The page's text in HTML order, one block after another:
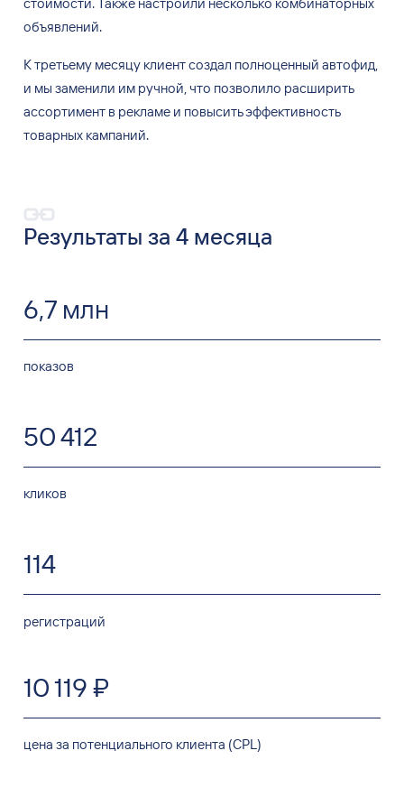
объявлений.
Ктретьему месяцу клиент создал полноценный автофид,
и мы заменили им ручной, что позволило расширить
ассортимент в рекламе и повысить эффективность
товарных кампаний.
Результаты за 4 месяца
6,7 млн
показов
50 412
кликов
114
регистраций
10 119 ₽
цена за потенциального клиента (CPL)